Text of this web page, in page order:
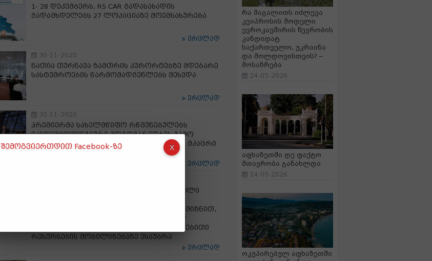
1- 28 დეკემბერს, RS CAR გადასახადის
გადამხდელებს 27 ლოკაციაზე მოემსახურება
ვრცლად
30-11-2020
ნათია თურნავა ზამთრის კურორტებზე მდებარე
სასტუმროების წარმომადგენლებს შეხვდა
ვრცლად
30-11-2020
პრემიერმა სახელმწიფო რწმუნებულებს
ეპიდემიოლოგიური მდგომარეობის გამო
დაწესებული შეზღუდვების აღსრულების მკაცრი
ვრცლად
პრემიერრი Covid-19-ის მართვაში ჩართული
ჰოსპიტალური სექტორის განტვირთვის მიზნით,
სასტუმროების კიდევ უფრო ეფექტურად
გამოყენების მნიშვნელობასა და დამატებითი
რესურსების მობილიზებაზე ესაუბრა
ვრცლად
რა მაგალითს იძლევა
კვიპროსის მოდელი
ევროკავშირის წევრობის
კანდიდატ
საქართველო, უკრაინა
და მოლდოვისთვის? –
მოსაზრება
24-05-2026
აფხაზეთში დე ფაქტო
მთავრობა განახლდა
24-05-2026
ოკუპირებულ აფხაზეთში
შემოგვიერთდით Facebook-ზე